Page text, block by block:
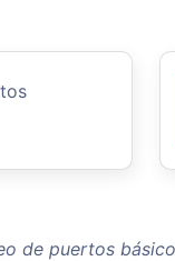
de puertos